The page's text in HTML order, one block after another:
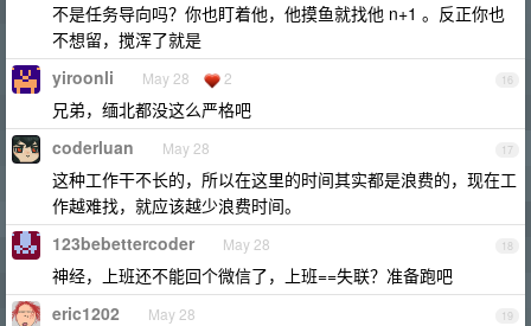
不是任务导向吗？你也盯着他，他摸鱼就找他 n+1 。反正你也
不想留，搅浑了就是
16
yiroonli May 28 2
兄弟，缅北都没这么严格吧
17
coderluan May 28
这种工作干不长的，所以在这里的时间其实都是浪费的，现在工
作越难找，就应该越少浪费时间。
18
123bebettercoder May 28
神经，上班还不能回个微信了，上班==失联？准备跑吧
19
eric1202 May 28